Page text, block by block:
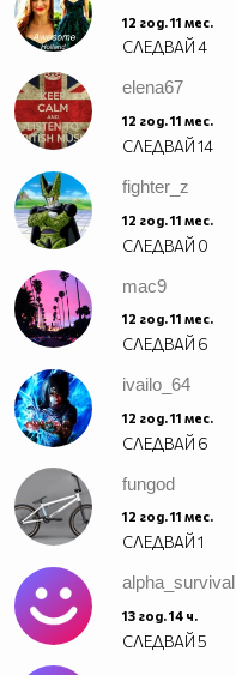
12 год. 11 мес.
СЛЕДВАЙ4
elena67
12 год. 11 мес.
СЛЕДВАЙ14
fighter_z
12 год. 11 мес.
СЛЕДВАЙ 0
mac9
12 год. 11 мес.
СЛЕДВАЙ 6
ivailo_64
12 год. 11 мес.
СЛЕДВАЙ 6
fungod
12 год. 11 мес.
СЛЕДВАЙ1
alpha_survival
13 год. 14 ч.
СЛЕДВАЙ5